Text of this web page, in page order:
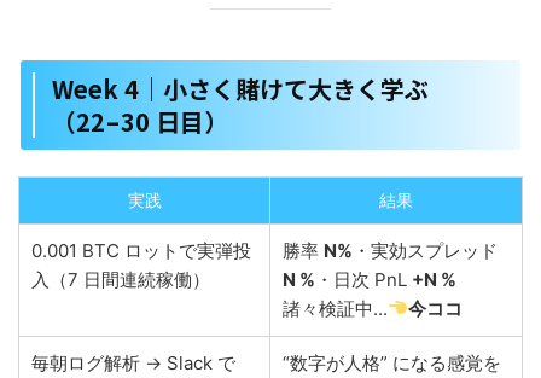
Week 4｜小さく賭けて大きく学ぶ
（22 – 30 日目）
実践 結果
0.001 BTC ロットで実弾投
入（7 日間連続稼働）
勝率 N% ・実効スプレッド
N % ・日次 PnL +N %
諸々検証中...
今ココ
毎朝ログ解析 → Slack で
“数字が人格” になる感覚を